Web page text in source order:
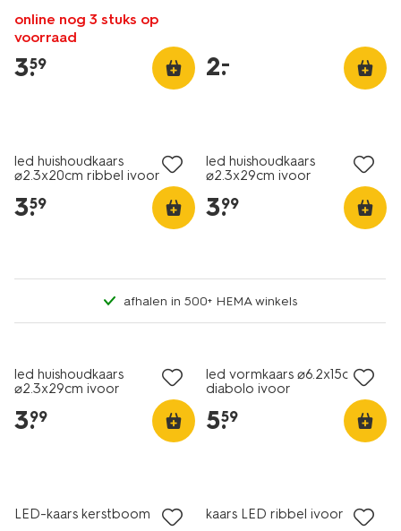
online nog 3 stuks op
voorraad
3.
59 2.
–
led huishoudkaars
⌀2.3x20cm ribbel ivoor
3.
59
led huishoudkaars
⌀2.3x29cm ivoor
3.
99
afhalen in 500+ HEMA winkels
led huishoudkaars
⌀2.3x29cm ivoor
3.
99
led vormkaars ⌀6.2x15cm
diabolo ivoor
5.
59
LED-kaars kerstboom kaars LED ribbel ivoor